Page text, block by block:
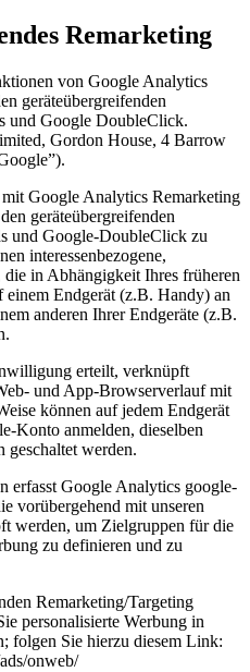
Remarketing
von Google Analytics
geräteübergreifenden
und Google DoubleClick.
Gordon House, 4 Barrow
Google Analytics Remarketing
geräteübergreifenden
und Google-DoubleClick zu
interessenbezogene,
die in Abhängigkeit Ihres früheren
Endgerät (z.B. Handy) an
anderen Ihrer Endgeräte (z.B.
erteilt, verknüpft
und App-Browserverlauf mit
können auf jedem Endgerät
Konto anmelden, dieselben
geschaltet werden.
erfasst Google Analytics google-
vorübergehend mit unseren
werden, um Zielgruppen für die
zu definieren und zu
Remarketing/Targeting
personalisierte Werbung in
folgen Sie hierzu diesem Link:
onweb/